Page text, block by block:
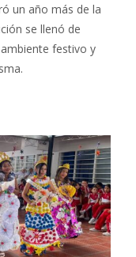
un año más de la
se llenó de
festivo y